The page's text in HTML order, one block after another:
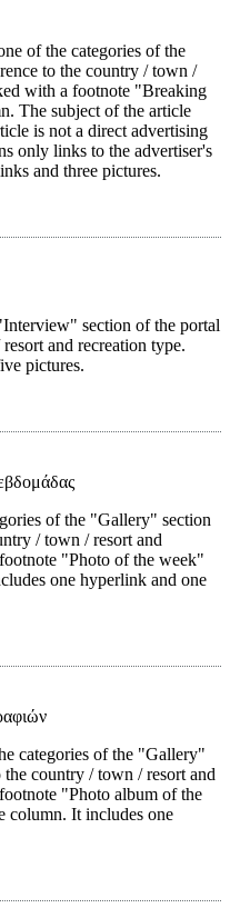
of the categories of the
to the country / town /
with a footnote "Breaking
The subject of the article
is not a direct advertising
only links to the advertiser's
and three pictures.
section of the portal
and recreation type.
pictures.
of the "Gallery" section
/ town / resort and
"Photo of the week"
one hyperlink and one
categories of the "Gallery"
country / town / resort and
"Photo album of the
column. It includes one